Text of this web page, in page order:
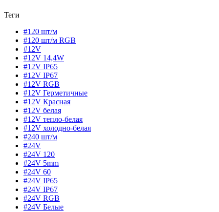
Теги
#120 шт/м
#120 шт/м RGB
#12V
#12V 14,4W
#12V IP65
#12V IP67
#12V RGB
#12V Герметичные
#12V Красная
#12V белая
#12V тепло-белая
#12V холодно-белая
#240 шт/м
#24V
#24V 120
#24V 5mm
#24V 60
#24V IP65
#24V IP67
#24V RGB
#24V Белые